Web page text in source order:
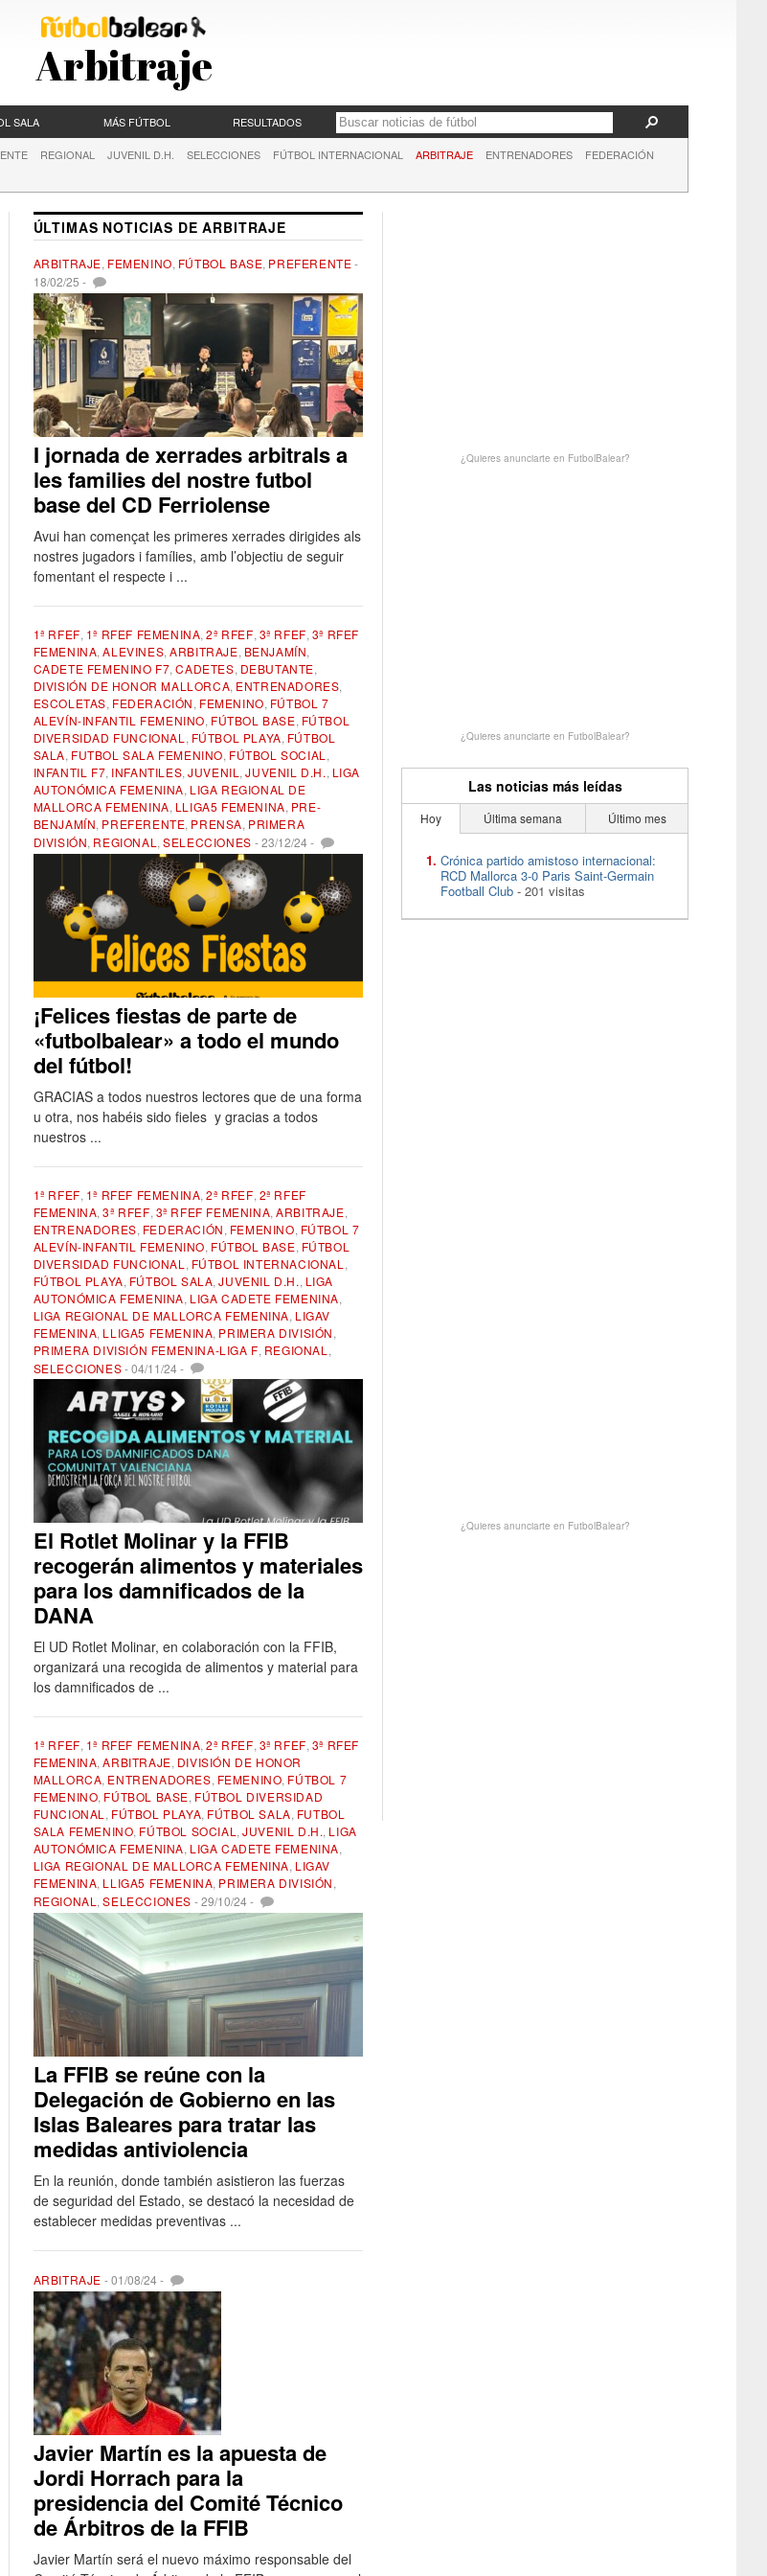
Arbitraje
SALA MÁS FÚTBOL RESULTADOS
REGIONAL JUVENIL D.H. SELECCIONES FÚTBOL INTERNACIONAL ARBITRAJE ENTRENADORES
FEDERACIÓN
ÚLTIMAS NOTICIAS DE ARBITRAJE
ARBITRAJE, FEMENINO, FÚTBOL BASE, PREFERENTE-
18/02/25 -
I jornada de xerrades arbitrals a
les families del nostre futbol
base del CD Ferriolense
Avui han començat les primeres xerrades dirigides als
nostres jugadors i famílies, amb l’objectiu de seguir
fomentant el respecte i ...
1ª RFEF, 1ª RFEF FEMENINA,2ª RFEF, 3ª RFEF, 3ª RFEF
FEMENINA,ALEVINES,ARBITRAJE, BENJAMÍN,
CADETE FEMENINO F7,CADETES, DEBUTANTE,
DIVISIÓN DE HONOR MALLORCA, ENTRENADORES,
ESCOLETAS, FEDERACIÓN, FEMENINO, FÚTBOL 7
ALEVÍN-INFANTIL FEMENINO, FÚTBOL BASE, FÚTBOL
DIVERSIDAD FUNCIONAL , FÚTBOL PLAYA, FÚTBOL
SALA, FUTBOL SALA FEMENINO, FÚTBOL SOCIAL ,
INFANTIL F7, INFANTILES,JUVENIL ,JUVENIL D.H., LIGA
AUTONÓMICA FEMENINA, LIGA REGIONAL DE
MALLORCA FEMENINA, LLIGA5 FEMENINA, PRE-
BENJAMÍN, PREFERENTE, PRENSA, PRIMERA
DIVISIÓN, REGIONAL ,SELECCIONES -23/12/24-
¡Felices fiestas de parte de
«futbolbalear» a todo el mundo
del fútbol!
GRACIAS a todos nuestros lectores que de una forma
u otra, nos habéis sido fieles y gracias a todos
nuestros ...
1ª RFEF, 1ª RFEF FEMENINA,2ª RFEF, 2ª RFEF
FEMENINA,3ª RFEF, 3ª RFEF FEMENINA,ARBITRAJE,
ENTRENADORES, FEDERACIÓN, FEMENINO, FÚTBOL 7
ALEVÍN-INFANTIL FEMENINO, FÚTBOL BASE, FÚTBOL
DIVERSIDAD FUNCIONAL , FÚTBOL INTERNACIONAL ,
FÚTBOL PLAYA, FÚTBOL SALA,JUVENIL D.H., LIGA
AUTONÓMICA FEMENINA, LIGA CADETE FEMENINA,
LIGA REGIONAL DE MALLORCA FEMENINA, LIGAV
FEMENINA, LLIGA5 FEMENINA, PRIMERA DIVISIÓN,
PRIMERA DIVISIÓN FEMENINA-LIGA F, REGIONAL ,
SELECCIONES-04/11/24-
El Rotlet Molinar y la FFIB
recogerán alimentos y materiales
para los damnificados de la
DANA
El UD Rotlet Molinar, en colaboración con la FFIB,
organizará una recogida de alimentos y material para
los damnificados de ...
1ª RFEF, 1ª RFEF FEMENINA,2ª RFEF,3ª RFEF,3ª RFEF
FEMENINA,ARBITRAJE, DIVISIÓN DE HONOR
MALLORCA, ENTRENADORES, FEMENINO, FÚTBOL 7
FEMENINO, FÚTBOL BASE, FÚTBOL DIVERSIDAD
FUNCIONAL, FÚTBOL PLAYA, FÚTBOL SALA, FUTBOL
SALA FEMENINO, FÚTBOL SOCIAL,JUVENIL D.H., LIGA
AUTONÓMICA FEMENINA, LIGA CADETE FEMENINA,
LIGA REGIONAL DE MALLORCA FEMENINA, LIGAV
FEMENINA, LLIGA5 FEMENINA, PRIMERA DIVISIÓN,
REGIONAL,SELECCIONES -29/10/24-
La FFIB se reúne con la
Delegación de Gobierno en las
Islas Baleares para tratar las
medidas antiviolencia
En la reunión, donde también asistieron las fuerzas
de seguridad del Estado, se destacó la necesidad de
establecer medidas preventivas ...
ARBITRAJE -01/08/24-
Javier Martín es la apuesta de
Jordi Horrach para la
presidencia del Comité Técnico
de Árbitros de la FFIB
Javier Martín será el nuevo máximo responsable del
¿Quieres anunciarte en FutbolBalear?
¿Quieres anunciarte en FutbolBalear?
Las noticias más leídas
Hoy Última semana Último mes
Crónica partido amistoso internacional:
RCD Mallorca 3-0 Paris Saint-Germain
Football Club - 201 visitas
¿Quieres anunciarte en FutbolBalear?